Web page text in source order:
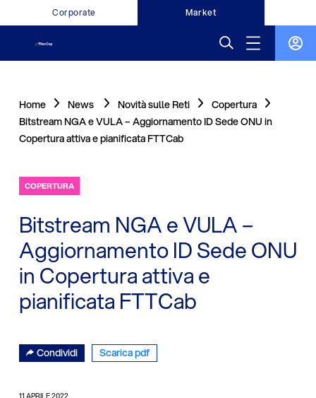
Corporate Market
Home News Novità sulle Reti
Copertura
Bitstream NGA e VULA – Aggiornamento ID Sede ONU in
Copertura attiva e pianificata FTTCab
COPERTURA
Bitstream NGA e VULA –
Aggiornamento ID Sede ONU
in Copertura attiva e
pianificata FTTCab
Condividi Scarica pdf
11 APRILE 2022